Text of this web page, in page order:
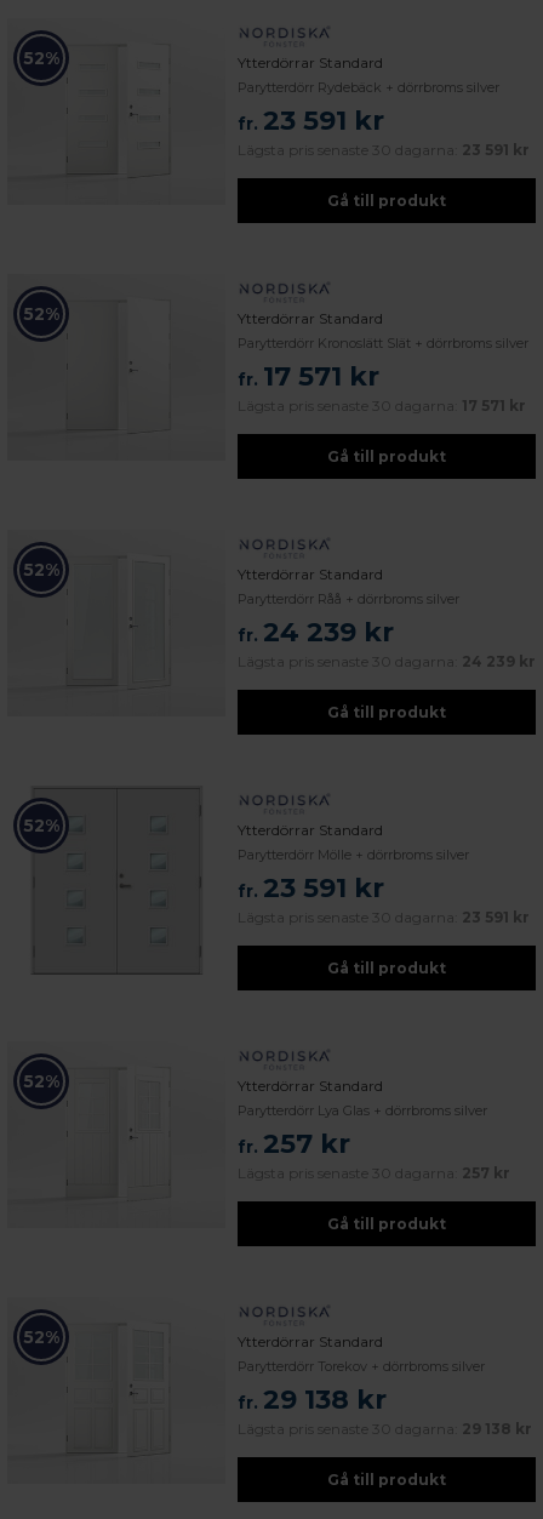
52% Ytterdörrar Standard
Parytterdörr Rydebäck + dörrbroms silver
fr. 23 591 kr
Lägsta pris senaste 30 dagarna: 23 591 kr
Gå till produkt
52% Ytterdörrar Standard
Parytterdörr Kronoslätt Slät + dörrbroms silver
fr. 17 571 kr
Lägsta pris senaste 30 dagarna: 17 571 kr
Gå till produkt
52% Ytterdörrar Standard
Parytterdörr Råå + dörrbroms silver
fr. 24 239 kr
Lägsta pris senaste 30 dagarna: 24 239 kr
Gå till produkt
52% Ytterdörrar Standard
Parytterdörr Mölle + dörrbroms silver
fr. 23 591 kr
Lägsta pris senaste 30 dagarna: 23 591 kr
Gå till produkt
52% Ytterdörrar Standard
Parytterdörr Lya Glas + dörrbroms silver
fr. 257 kr
Lägsta pris senaste 30 dagarna: 257 kr
Gå till produkt
52% Ytterdörrar Standard
Parytterdörr Torekov + dörrbroms silver
fr. 29 138 kr
Lägsta pris senaste 30 dagarna: 29 138 kr
Gå till produkt